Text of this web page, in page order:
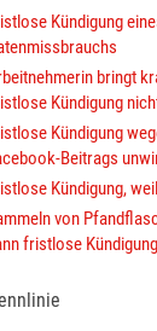
Kündigung
bringt
Kündigung
Kündigung
Beitrags
Kündigung,
von
fristlose